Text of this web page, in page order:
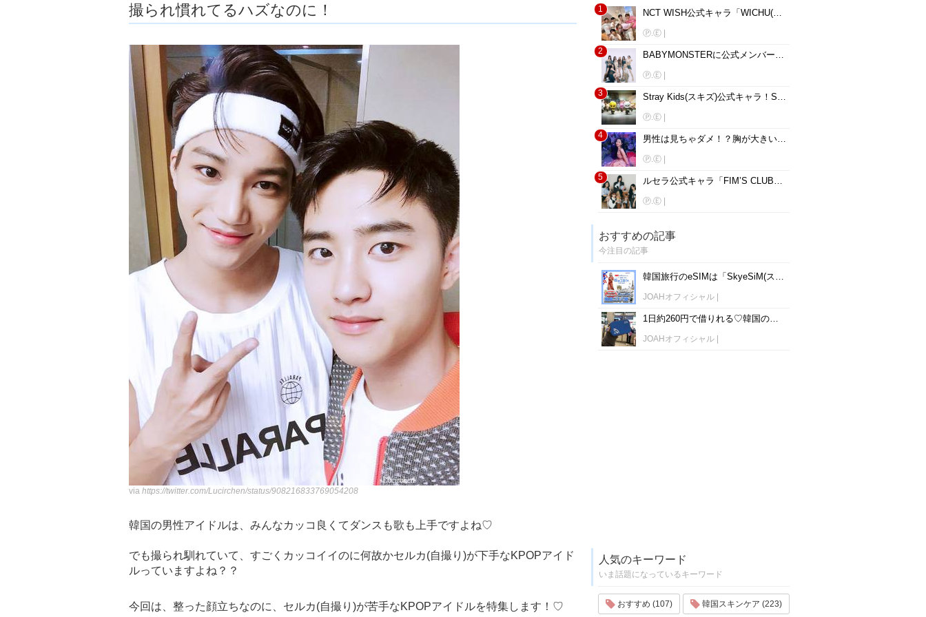
ョ
ア
撮られ慣れてるハズなのに！
via https://twitter.com/Lucirchen/status/908216833769054208
韓国の男性アイドルは、みんなカッコ良くてダンスも歌も上手ですよね♡
でも撮られ馴れていて、すごくカッコイイのに何故かセルカ(自撮り)が下手なKPOPアイド
ルっていますよね？？
今回は、整った顔立ちなのに、セルカ(自撮り)が苦手なKPOPアイドルを特集します！♡
1 NCT WISH公式キャラ「WICHU(ウィチュ)」！名前、読み方、動物を大公開♡
Ⓟ.Ⓔ|
2
BABYMONSTERに公式メンバーカラーはある？メンバー別に紹介♡
Ⓟ.Ⓔ|
3
Stray Kids(スキズ)公式キャラ！SKZOOの名前、読み方、動物を大公開♡
Ⓟ.Ⓔ|
4
男性は見ちゃダメ！？胸が大きいと話題の韓国女性アイドル15人を紹介♡
Ⓟ.Ⓔ|
5
ルセラ公式キャラ「FIM’S CLUB」！名前、読み方、動物を大公開♡
Ⓟ.Ⓔ|
おすすめの記事
今注目の記事
韓国旅行のeSIMは「SkyeSiM(スカイイーシム)」！1日単位で最安値380円から利用可能！
JOAHオフィシャル|
1日約260円で借りれる♡韓国のWiFiレンタルおすすめ「WiFi弁当(WiFi Dosirak)」
JOAHオフィシャル|
人気のキーワード
いま話題になっているキーワード
おすすめ (107) 韓国スキンケア (223)